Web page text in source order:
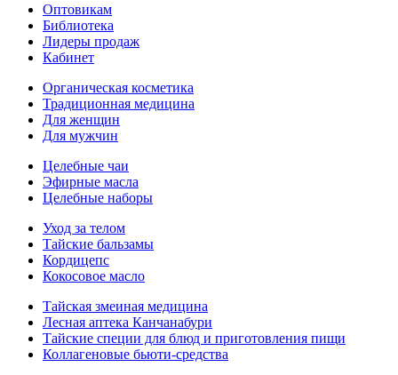
Оптовикам
Библиотека
Лидеры продаж
Кабинет
Органическая косметика
Традиционная медицина
Для женщин
Для мужчин
Целебные чаи
Эфирные масла
Целебные наборы
Уход за телом
Тайские бальзамы
Кордицепс
Кокосовое масло
Тайская змеиная медицина
Лесная аптека Канчанабури
Тайские специи для блюд и приготовления пищи
Коллагеновые бьюти-средства